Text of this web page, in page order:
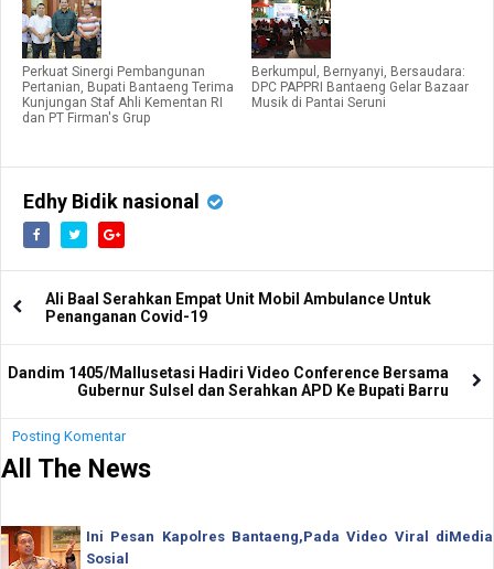
Perkuat Sinergi Pembangunan
Pertanian, Bupati Bantaeng Terima
Kunjungan Staf Ahli Kementan RI
dan PT Firman's Grup
Berkumpul, Bernyanyi, Bersaudara:
DPC PAPPRI Bantaeng Gelar Bazaar
Musik di Pantai Seruni
Edhy Bidik nasional
Ali Baal Serahkan Empat Unit Mobil Ambulance Untuk
Penanganan Covid-19
Dandim 1405/Mallusetasi Hadiri Video Conference Bersama
Gubernur Sulsel dan Serahkan APD Ke Bupati Barru
Posting Komentar
All The News
Ini Pesan Kapolres Bantaeng,Pada Video Viral diMedia
Sosial